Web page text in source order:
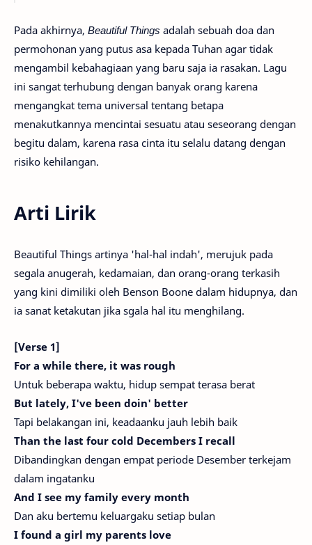
Pada akhirnya, Beautiful Things adalah sebuah doa dan
permohonan yang putus asa kepada Tuhan agar tidak
mengambil kebahagiaan yang baru saja ia rasakan. Lagu
ini sangat terhubung dengan banyak orang karena
mengangkat tema universal tentang betapa
menakutkannya mencintai sesuatu atau seseorang dengan
begitu dalam, karena rasa cinta itu selalu datang dengan
risiko kehilangan.
Arti Lirik
Beautiful Things artinya 'hal-hal indah', merujuk pada
segala anugerah, kedamaian, dan orang-orang terkasih
yang kini dimiliki oleh Benson Boone dalam hidupnya, dan
ia sanat ketakutan jika sgala hal itu menghilang.
[Verse 1]
For a while there, it was rough
Untuk beberapa waktu, hidup sempat terasa berat
But lately, I've been doin' better
Tapi belakangan ini, keadaanku jauh lebih baik
Than the last four cold Decembers I recall
Dibandingkan dengan empat periode Desember terkejam
dalam ingatanku
And I see my family every month
Dan aku bertemu keluargaku setiap bulan
I found a girl my parents love